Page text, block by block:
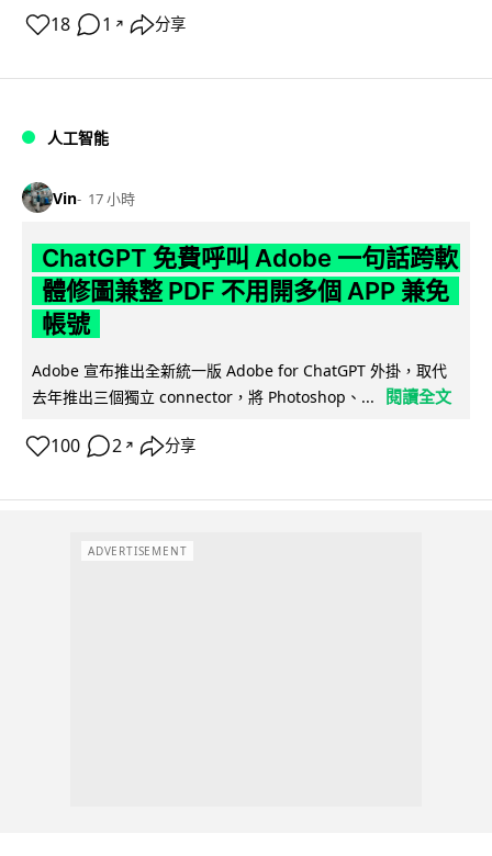
18 1 ↗ 分享
人工智能
Vin 17 小時
ChatGPT 免費呼叫 Adobe 一句話跨軟
體修圖兼整 PDF 不用開多個 APP 兼免
帳號
Adobe 宣布推出全新統一版 Adobe for ChatGPT 外掛，取代
去年推出三個獨立 connector，將 Photoshop、...
閱讀全文
100 2 ↗ 分享
ADVERTISEMENT